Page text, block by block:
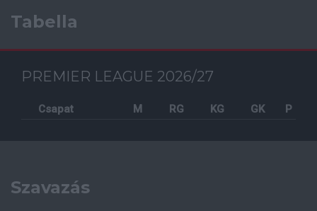
Tabella
PREMIER LEAGUE 2026/27
Csapat M RG KG GK P
Szavazás